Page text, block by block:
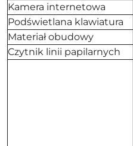
Kamera internetowa
Podświetlana klawiatura
Materiał obudowy
Czytnik linii papilarnych